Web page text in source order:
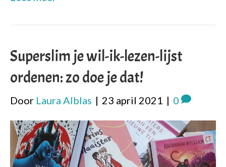
Superslim je wil-ik-lezen-lijst
ordenen: zo doe je dat!
Door Laura Alblas | 23 april 2021 | 0